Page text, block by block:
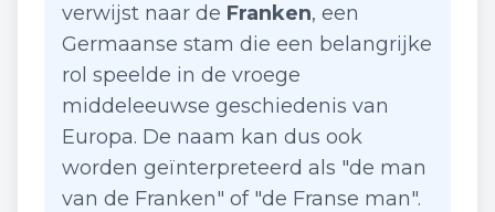
verwijst naar de Franken, een
Germaanse stam die een belangrijke
rol speelde in de vroege
middeleeuwse geschiedenis van
Europa. De naam kan dus ook
worden geïnterpreteerd als "de man
van de Franken" of "de Franse man".